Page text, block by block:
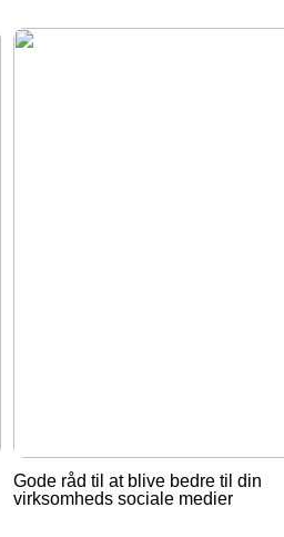
Gode råd til at blive bedre til din
virksomheds sociale medier